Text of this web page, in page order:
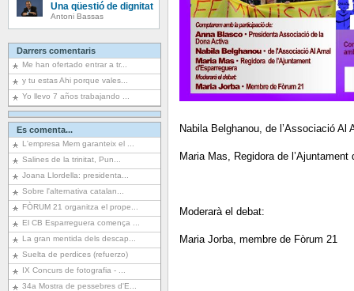
Una qüestió de dignitat
Antoni Bassas
Darrers comentaris
Me han ofertado entrar a tr...
y tu estas Ahi porque vales...
Yo llevo 7 años trabajando ...
Es comenta...
L'empresa Mem garanteix el ...
Salines de la trinitat, Pun...
Joana Llordella: presidenta...
Sobre l'alternativa catalan...
FÒRUM 21 organitza el prope...
El CB Esparreguera comença ...
La gran mentida dels descap...
Suelta de perdices (refuerzo)
IX Concurs de fotografia - ...
34a Mostra de pessebres d'E...
Nabila Belghanou, de l’Associació Al
Maria Mas, Regidora de l’Ajuntament
Moderarà el debat:
Maria Jorba, membre de Fòrum 21